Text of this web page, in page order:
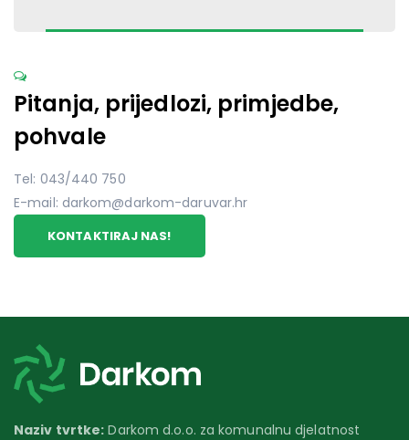
Pitanja, prijedlozi, primjedbe,
pohvale
Tel: 043/440 750
E-mail: darkom@darkom-daruvar.hr
KONTAKTIRAJ NAS!
Naziv tvrtke: Darkom d.o.o. za komunalnu djelatnost